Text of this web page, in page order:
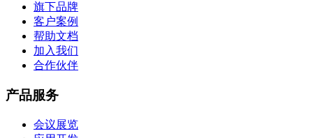
旗下品牌
客户案例
帮助文档
加入我们
合作伙伴
产品服务
会议展览